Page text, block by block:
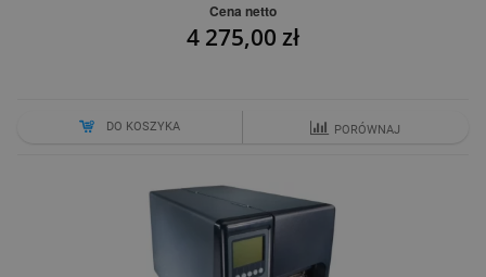
Cena netto
4 275,00 zł
DO KOSZYKA PORÓWNAJ